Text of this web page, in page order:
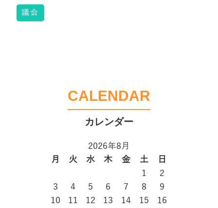
議会
CALENDAR
2026年8月
月
火 水 木 金 土
日
1
2
3
4 5 6 7 8
9
10
11 12 13 14 15
16